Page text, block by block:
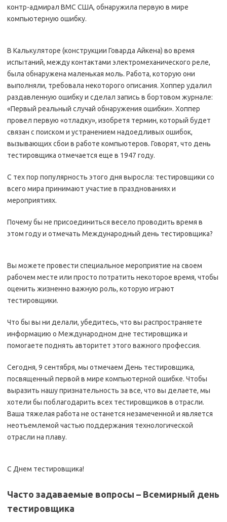
контр-адмирал ВМС США, обнаружила первую в мире
компьютерную ошибку.
В Калькуляторе (конструкции Говарда Айкена) во время
испытаний, между контактами электромеханического реле,
была обнаружена маленькая моль. Работа, которую они
выполняли, требовала некоторого описания. Хоппер удалил
раздавленную ошибку и сделал запись в бортовом журнале:
«Первый реальный случай обнаружения ошибки». Хоппер
провел первую «отладку», изобретя термин, который будет
связан с поиском и устранением надоедливых ошибок,
вызывающих сбои в работе компьютеров. Говорят, что день
тестировщика отмечается еще в 1947 году.
С тех пор популярность этого дня выросла: тестировщики со
всего мира принимают участие в празднованиях и
мероприятиях.
Почему бы не присоединиться весело проводить время в
этом году и отмечать Международный день тестировщика?
Вы можете провести специальное мероприятие на своем
рабочем месте или просто потратить некоторое время, чтобы
оценить жизненно важную роль, которую играют
тестировщики.
Что бы вы ни делали, убедитесь, что вы распространяете
информацию о Международном дне тестировщика и
помогаете поднять авторитет этого важного профессия.
Сегодня, 9 сентября, мы отмечаем День тестировщика,
посвященный первой в мире компьютерной ошибке. Чтобы
выразить нашу признательность за все, что вы делаете, мы
хотели бы поблагодарить всех тестировщиков в отрасли.
Ваша тяжелая работа не останется незамеченной и является
неотъемлемой частью поддержания технологической
отрасли на плаву.
С Днем тестировщика!
Часто задаваемые вопросы – Всемирный день
тестировщика